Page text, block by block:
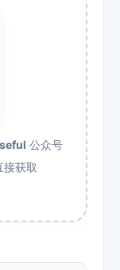
公众号
接获取